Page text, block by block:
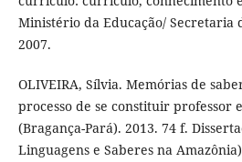
Ministério da Educação/ Secretaria
2007.
OLIVEIRA, Sílvia. Memórias de
processo de se constituir professor
(Bragança-Pará). 2013. 74 f.
Linguagens e Saberes na